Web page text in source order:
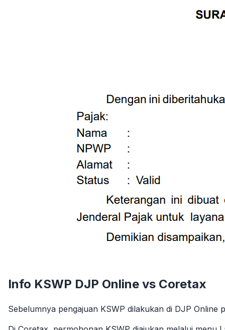
Info KSWP DJP Online vs Coretax
Sebelumnya pengajuan KSWP dilakukan di DJP